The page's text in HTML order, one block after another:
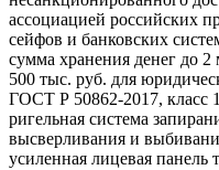
ассоциацией российских
сейфов и банковских
сумма хранения денег до
500 тыс. руб. для
ГОСТ Р 50862-2017, класс
ригельная система
высверливания и
усиленная лицевая